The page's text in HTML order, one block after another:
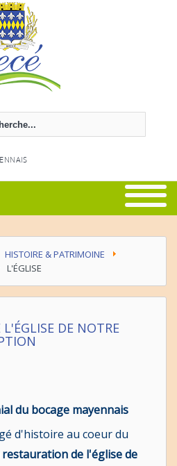
HISTOIRE & PATRIMOINE
L'ÉGLISE
DE NOTRE
du bocage mayennais
d'histoire au coeur du
restauration de l'église de